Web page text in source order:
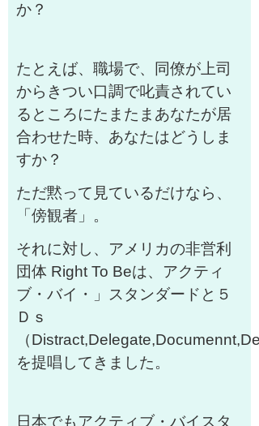
か？
たとえば、職場で、同僚が上司
からきつい口調で叱責されてい
るところにたまたまあなたが居
合わせた時、あなたはどうしま
すか？
ただ黙って見ているだけなら、
「傍観者」。
それに対し、アメリカの非営利
団体 Right To Beは、アクティ
ブ・バイ・」スタンダードと５
Ｄｓ
（
を提唱してきました。
日本でもアクティブ・バイスタ